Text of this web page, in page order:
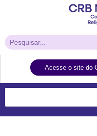
Acesse o site do